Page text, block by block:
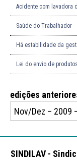
Acidente com lavadora
Saúde do Trabalhador
Há estabilidade da
Lei do envio de
edições
SINDILAV -